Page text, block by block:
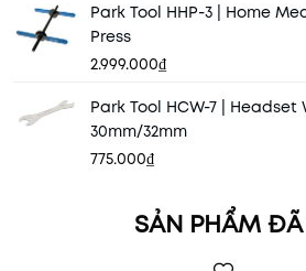
Park Tool HHP-3 | Home
Press
2.999.000₫
Park Tool HCW-7 |
30mm/32mm
775.000₫
SẢN PHẨM